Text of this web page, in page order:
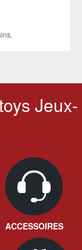
Jeux-
ACCESSOIRES